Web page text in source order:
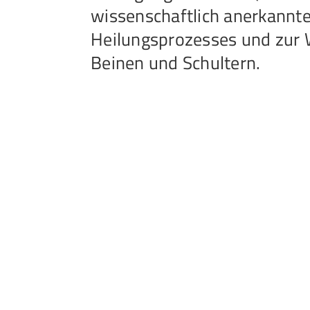
wissenschaftlich
Heilungsprozesses und
Beinen und Schultern.